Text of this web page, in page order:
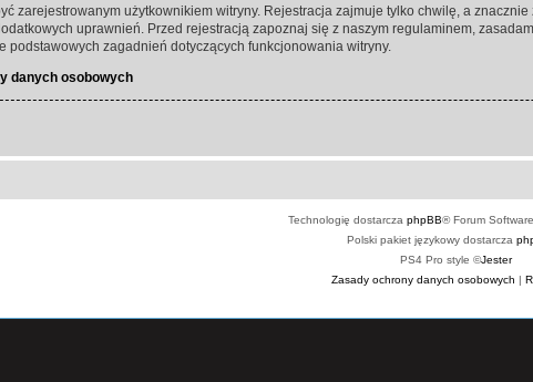
zarejestrowanym użytkownikiem witryny. Rejestracja zajmuje tylko chwilę, a
uprawnień. Przed rejestracją zapoznaj się z naszym regulaminem,
podstawowych zagadnień dotyczących funkcjonowania witryny.
danych osobowych
Technologię dostarcza phpBB® Forum
Polski pakiet językowy dostarcza
PS4 Pro style ©Jester
Zasady ochrony danych osobowych |